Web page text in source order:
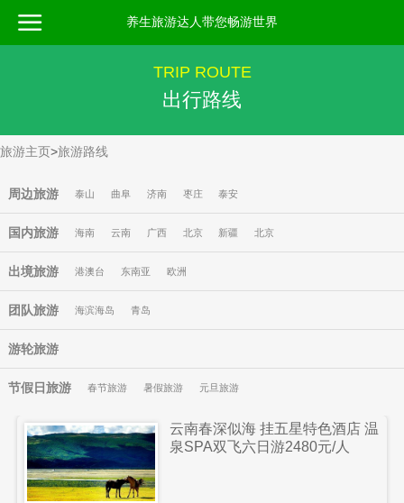
养生旅游达人带您畅游世界
TRIP ROUTE
出行路线
旅游主页>旅游路线
周边旅游 泰山 曲阜 济南 枣庄 泰安
国内旅游 海南 云南 广西 北京 新疆 北京
出境旅游 港澳台 东南亚 欧洲
团队旅游 海滨海岛 青岛
游轮旅游
节假日旅游 春节旅游 暑假旅游 元旦旅游
云南春深似海 挂五星特色酒店 温
泉SPA双飞六日游2480元/人